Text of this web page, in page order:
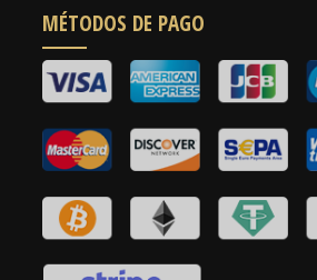
MÉTODOS DE PAGO